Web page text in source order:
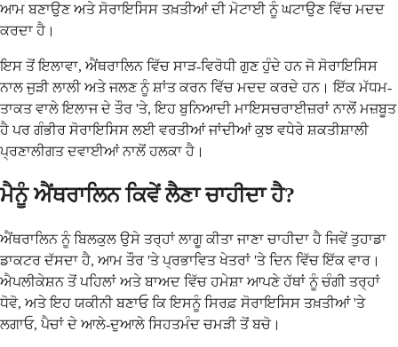
ਆਮ ਬਣਾਉਣ ਅਤੇ ਸੋਰਾਇਸਿਸ ਤਖ਼ਤੀਆਂ ਦੀ ਮੋਟਾਈ ਨੂੰ ਘਟਾਉਣ ਵਿੱਚ ਮਦਦ
ਕਰਦਾ ਹੈ।
ਇਸ ਤੋਂ ਇਲਾਵਾ, ਐਂਥਰਾਲਿਨ ਵਿੱਚ ਸਾੜ-ਵਿਰੋਧੀ ਗੁਣ ਹੁੰਦੇ ਹਨ ਜੋ ਸੋਰਾਇਸਿਸ
ਨਾਲ ਜੁੜੀ ਲਾਲੀ ਅਤੇ ਜਲਣ ਨੂੰ ਸ਼ਾਂਤ ਕਰਨ ਵਿੱਚ ਮਦਦ ਕਰਦੇ ਹਨ। ਇੱਕ ਮੱਧਮ-
ਤਾਕਤ ਵਾਲੇ ਇਲਾਜ ਦੇ ਤੌਰ 'ਤੇ, ਇਹ ਬੁਨਿਆਦੀ ਮਾਇਸਚਰਾਈਜ਼ਰਾਂ ਨਾਲੋਂ ਮਜ਼ਬੂਤ
​​ਹੈ ਪਰ ਗੰਭੀਰ ਸੋਰਾਇਸਿਸ ਲਈ ਵਰਤੀਆਂ ਜਾਂਦੀਆਂ ਕੁਝ ਵਧੇਰੇ ਸ਼ਕਤੀਸ਼ਾਲੀ
ਪ੍ਰਣਾਲੀਗਤ ਦਵਾਈਆਂ ਨਾਲੋਂ ਹਲਕਾ ਹੈ।
ਮੈਨੂੰ ਐਂਥਰਾਲਿਨ ਕਿਵੇਂ ਲੈਣਾ ਚਾਹੀਦਾ ਹੈ?
ਐਂਥਰਾਲਿਨ ਨੂੰ ਬਿਲਕੁਲ ਉਸੇ ਤਰ੍ਹਾਂ ਲਾਗੂ ਕੀਤਾ ਜਾਣਾ ਚਾਹੀਦਾ ਹੈ ਜਿਵੇਂ ਤੁਹਾਡਾ
ਡਾਕਟਰ ਦੱਸਦਾ ਹੈ, ਆਮ ਤੌਰ 'ਤੇ ਪ੍ਰਭਾਵਿਤ ਖੇਤਰਾਂ 'ਤੇ ਦਿਨ ਵਿੱਚ ਇੱਕ ਵਾਰ।
ਐਪਲੀਕੇਸ਼ਨ ਤੋਂ ਪਹਿਲਾਂ ਅਤੇ ਬਾਅਦ ਵਿੱਚ ਹਮੇਸ਼ਾ ਆਪਣੇ ਹੱਥਾਂ ਨੂੰ ਚੰਗੀ ਤਰ੍ਹਾਂ
ਧੋਵੋ, ਅਤੇ ਇਹ ਯਕੀਨੀ ਬਣਾਓ ਕਿ ਇਸਨੂੰ ਸਿਰਫ਼ ਸੋਰਾਇਸਿਸ ਤਖ਼ਤੀਆਂ 'ਤੇ
ਲਗਾਓ, ਪੈਚਾਂ ਦੇ ਆਲੇ-ਦੁਆਲੇ ਸਿਹਤਮੰਦ ਚਮੜੀ ਤੋਂ ਬਚੋ।